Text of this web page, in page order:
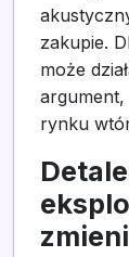
zakupie.
może
rynku